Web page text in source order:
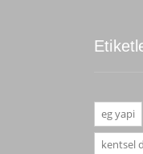
eg yapi
kentsel